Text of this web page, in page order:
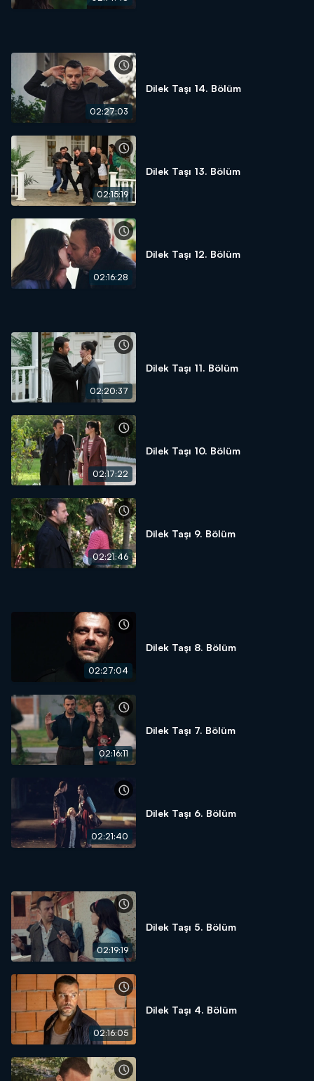
02:27:03
Dilek Taşı 14. Bölüm
02:15:19
Dilek Taşı 13. Bölüm
02:16:28
Dilek Taşı 12. Bölüm
02:20:37
Dilek Taşı 11. Bölüm
02:17:22
Dilek Taşı 10. Bölüm
02:21:46
Dilek Taşı 9. Bölüm
02:27:04
Dilek Taşı 8. Bölüm
02:16:11
Dilek Taşı 7. Bölüm
02:21:40
Dilek Taşı 6. Bölüm
02:19:19
Dilek Taşı 5. Bölüm
02:16:05
Dilek Taşı 4. Bölüm